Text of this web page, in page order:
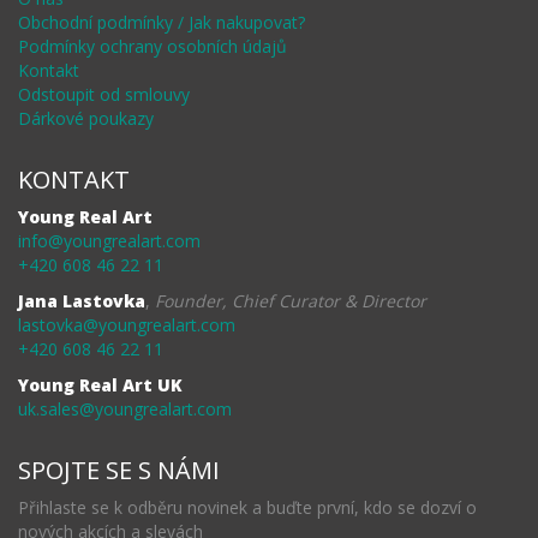
Obchodní podmínky / Jak nakupovat?
Podmínky ochrany osobních údajů
Kontakt
Odstoupit od smlouvy
Dárkové poukazy
KONTAKT
Young Real Art
info@youngrealart.com
+420 608 46 22 11
Jana Lastovka, Founder, Chief Curator & Director
lastovka@youngrealart.com
+420 608 46 22 11
Young Real Art UK
uk.sales@youngrealart.com
SPOJTE SE S NÁMI
Přihlaste se k odběru novinek a buďte první, kdo se dozví o
nových akcích a slevách